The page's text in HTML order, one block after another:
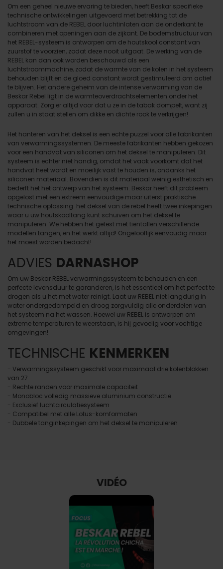
Om een geheel nieuwe ervaring te bieden, heeft Beskar specifieke
technische ontwikkelingen uitgevoerd met betrekking tot de
luchtstroom van de REBEL door luchtinlaten aan de onderkant te
combineren met openingen aan de zijkant. De bodemstructuur van
het REBEL-systeem is ontworpen om de houtskool constant van
zuurstof te voorzien, zodat deze nooit uitgaat. De werking van de
REBEL kan dan ook worden beschouwd als een
luchtstroommachine, zodat de warmte van de kolen in het systeem
behouden blijft en de gloed constant wordt gestimuleerd om actief
te blijven. Het andere geheim van de intense verwarming van de
Beskar Rebel ligt in de warmteoverdrachtselementen onder het
apparaat. Zorg er altijd voor dat u ze in de tabak dompelt, want zij
zullen u in staat stellen om dikke en dichte rook te verkrijgen!
Het hanteren van het deksel is een echte puzzel voor alle fabrikanten
van verwarmingssystemen. De meeste fabrikanten hebben gekozen
voor een handvat van siliconen om het deksel te manipuleren. Dit
systeem is echter niet handig, omdat het vaak voorkomt dat het
handvat heet wordt en moeilijk vast te houden is, ondanks het
siliconen materiaal. Bovendien is dit materiaal weinig esthetisch en
bederft het het ontwerp van het systeem. Beskar heeft dit probleem
opgelost met een extreem eenvoudige maar uiterst praktische
technische oplossing: het deksel van de rebel heeft twee inkepingen
waar u uw houtskooltang kunt schuiven om het deksel te
manipuleren. We hebben het getest met tientallen verschillende
modellen tangen, en het werkt altijd! Ongelooflijk eenvoudig maar
het moest worden bedacht!
ADVIES DARNASHOP
Om uw Beskar REBEL verwarmingssysteem te behouden en een
perfecte levensduur te garanderen, is het essentieel om het perfect te
drogen als u het met water reinigt. Laat uw REBEL niet langdurig in
water ondergedompeld en droog zorgvuldig alle onderdelen van
het systeem na het wassen. Hoewel uw REBEL is ontworpen om
extreme temperaturen te weerstaan, is hij gevoelig voor vochtige
omgevingen!
TECHNISCHE KENMERKEN
- Verwarmingssysteem geschikt voor maximaal drie kolenblokken
van 27
- Rechte randen voor maximale capaciteit
- Monobloc volledig massieve aluminium constructie
- Exclusief luchtcirculatiesysteem
- Compatibel met alle Lotus-komformaten
- Dubbele tanginkepingen om het deksel te manipuleren
VIDÉO